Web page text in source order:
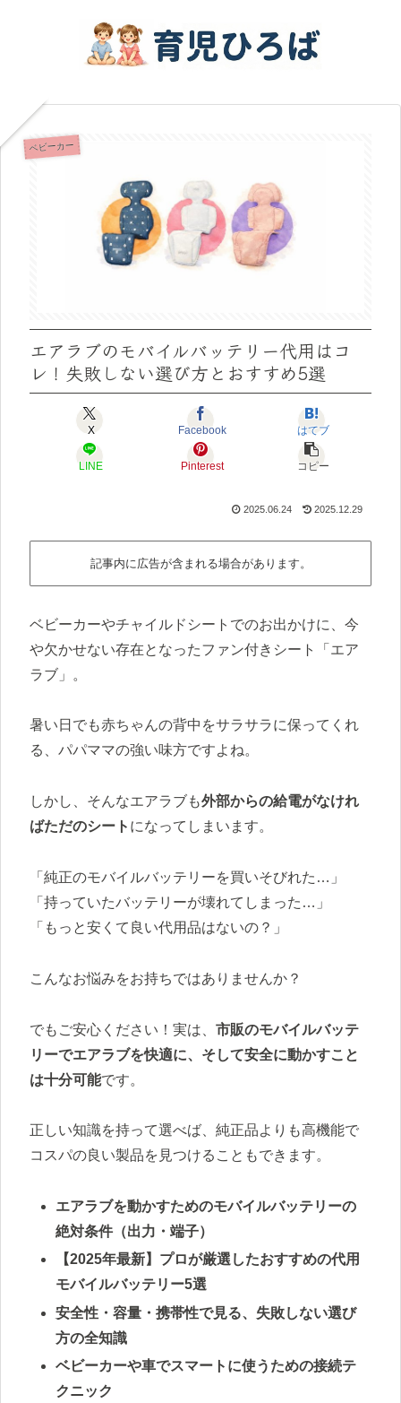
エアラブのモバイルバッテリー代用はコ
レ！失敗しない選び方とおすすめ5選
ベビーカー
X Facebook はてブ
LINE Pinterest コピー
2025.06.24 2025.12.29
記事内に広告が含まれる場合があります。
ベビーカーやチャイルドシートでのお出かけに、今
や欠かせない存在となったファン付きシート「エア
ラブ」。
暑い日でも赤ちゃんの背中をサラサラに保ってくれ
る、パパママの強い味方ですよね。
しかし、そんなエアラブも外部からの給電がなけれ
ばただのシート になってしまいます。
「純正のモバイルバッテリーを買いそびれた…」
「持っていたバッテリーが壊れてしまった…」
「もっと安くて良い代用品はないの？」
こんなお悩みをお持ちではありませんか？
でもご安心ください！実は、 市販のモバイルバッテ
リーでエアラブを快適に、そして安全に動かすこと
は十分可能です。
正しい知識を持って選べば、純正品よりも高機能で
コスパの良い製品を見つけることもできます。
エアラブを動かすためのモバイルバッテリーの
絶対条件（出力・端子）
【2025年最新】プロが厳選したおすすめの代用
モバイルバッテリー5選
安全性・容量・携帯性で見る、失敗しない選び
方の全知識
ベビーカーや車でスマートに使うための接続テ
クニック